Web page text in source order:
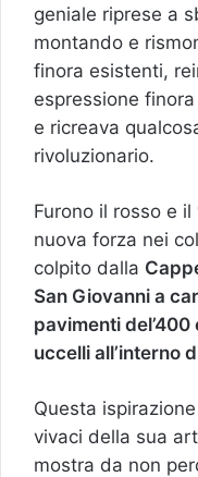
geniale riprese a
montando e
finora esistenti,
espressione
e ricreava
rivoluzionario.
Furono il rosso e
nuova forza nei
colpito dalla
San Giovanni a
pavimenti
uccelli all’interno
Questa
vivaci della sua
mostra da non